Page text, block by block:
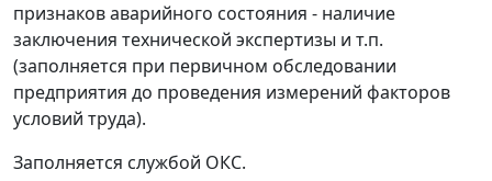
признаков аварийного состояния - наличие
заключения технической экспертизы и т.п.
(заполняется при первичном обследовании
предприятия до проведения измерений факторов
условий труда).
Заполняется службой ОКС.